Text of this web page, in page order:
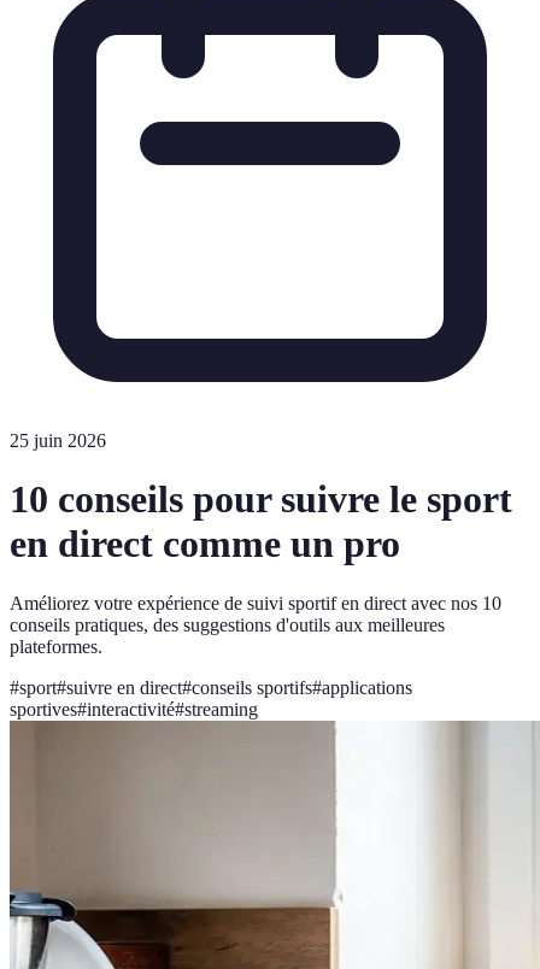
25 juin 2026
10 conseils pour suivre le sport
en direct comme un pro
Améliorez votre expérience de suivi sportif en direct avec nos 10
conseils pratiques, des suggestions d'outils aux meilleures
plateformes.
#sport#suivre en direct#conseils sportifs#applications
sportives#interactivité#streaming